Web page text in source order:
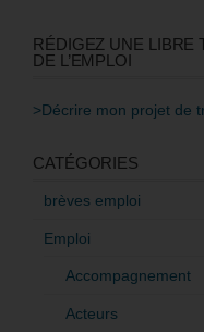
RÉDIGEZ UNE LIBRE
DE L’EMPLOI
>Décrire mon projet de
CATÉGORIES
brèves emploi
Emploi
Accompagnement
Acteurs